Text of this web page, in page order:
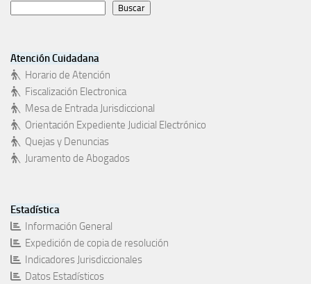
Buscar
Atención Cuidadana
Horario de Atención
Fiscalización Electronica
Mesa de Entrada Jurisdiccional
Orientación Expediente Judicial Electrónico
Quejas y Denuncias
Juramento de Abogados
Estadística
Información General
Expedición de copia de resolución
Indicadores Jurisdiccionales
Datos Estadísticos